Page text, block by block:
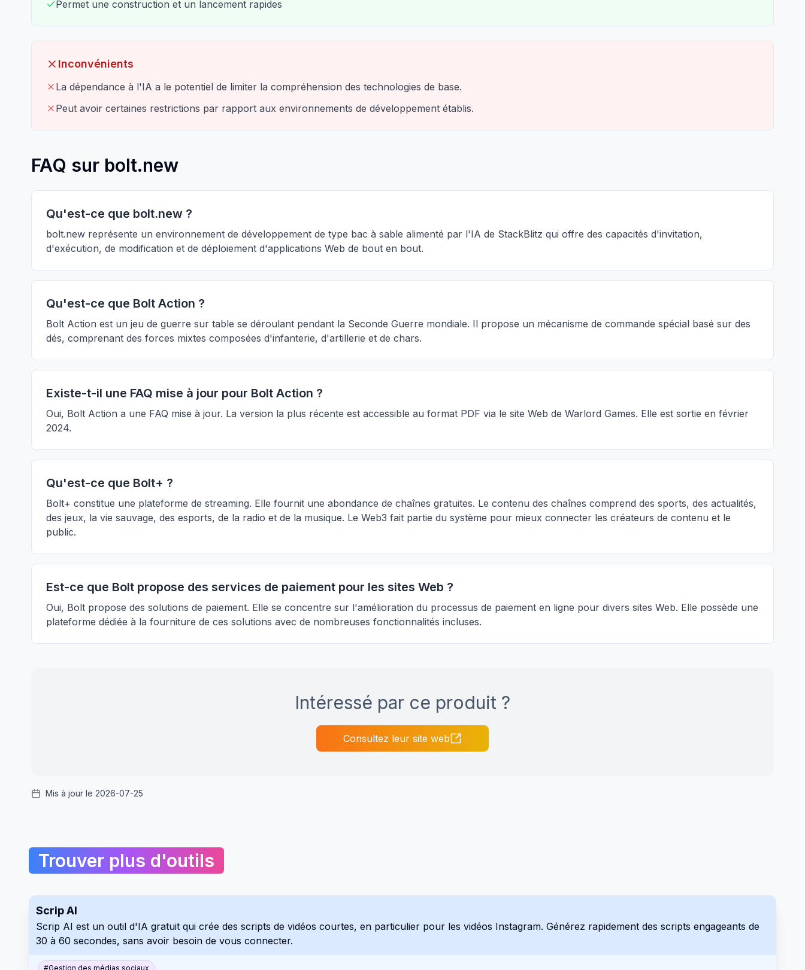
Permet une construction et un lancement rapides
Inconvénients
La dépendance à l'IA a le potentiel de limiter la compréhension des technologies de base.
Peut avoir certaines restrictions par rapport aux environnements de développement établis.
FAQ sur bolt.new
Qu'est-ce que bolt.new ?
bolt.new représente un environnement de développement de type bac à sable alimenté par l'IA de StackBlitz qui offre des capacités d'invitation,
d'exécution, de modification et de déploiement d'applications Web de bout en bout.
Qu'est-ce que Bolt Action ?
Bolt Action est un jeu de guerre sur table se déroulant pendant la Seconde Guerre mondiale. Il propose un mécanisme de commande spécial basé sur des
dés, comprenant des forces mixtes composées d'infanterie, d'artillerie et de chars.
Existe-t-il une FAQ mise à jour pour Bolt Action ?
Oui, Bolt Action a une FAQ mise à jour. La version la plus récente est accessible au format PDF via le site Web de Warlord Games. Elle est sortie en février
2024.
Qu'est-ce que Bolt+ ?
Bolt+ constitue une plateforme de streaming. Elle fournit une abondance de chaînes gratuites. Le contenu des chaînes comprend des sports, des actualités,
des jeux, la vie sauvage, des esports, de la radio et de la musique. Le Web3 fait partie du système pour mieux connecter les créateurs de contenu et le
public.
Est-ce que Bolt propose des services de paiement pour les sites Web ?
Oui, Bolt propose des solutions de paiement. Elle se concentre sur l'amélioration du processus de paiement en ligne pour divers sites Web. Elle possède une
plateforme dédiée à la fourniture de ces solutions avec de nombreuses fonctionnalités incluses.
Intéressé par ce produit ?
Consultez leur site web
Mis à jour le 2026-07-25
Trouver plus d'outils
Scrip AI
Scrip AI est un outil d'IA gratuit qui crée des scripts de vidéos courtes, en particulier pour les vidéos Instagram. Générez rapidement des scripts engageants de
30 à 60 secondes, sans avoir besoin de vous connecter.
#Gestion des médias sociaux